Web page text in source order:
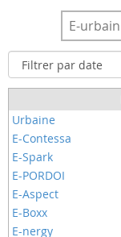
Urbaine
E-Contessa
E-Spark
E-PORDOI
E-Aspect
E-Boxx
E-nergy